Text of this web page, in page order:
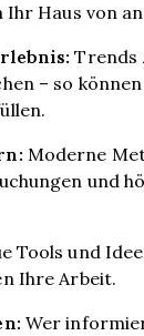
Ihr Haus von
Trends
– so
Moderne
und
Tools und
Ihre Arbeit.
Wer